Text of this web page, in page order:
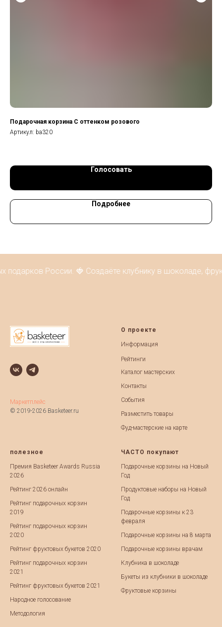
Подарочная корзина С оттенком розового
Артикул: ba320
Голосовать
Подробнее
России. 🍓 Создаёте клубнику в шоколаде,
Маркетплейс
© 2019-2026 Basketeer.ru
О проекте
Информация
Рейтинги
Каталог мастерских
Контакты
События
Разместить товары
Фуд-мастерские на карте
полезное
Премия Basketeer Awards Russia
2026
Рейтинг 2026 онлайн
Рейтинг подарочных корзин
2019
Рейтинг подарочных корзин
2020
Рейтинг фруктовых букетов 2020
Рейтинг подарочных корзин
2021
Рейтинг фруктовых букетов 2021
Народное голосование
Методология
ЧАСТО покупают
Подарочные корзины на Новый
Год
Продуктовые наборы на Новый
Год
Подарочные корзины к 23
февраля
Подарочные корзины на 8 марта
Подарочные корзины врачам
Клубника в шоколаде
Букеты из клубники в шоколаде
Фруктовые корзины